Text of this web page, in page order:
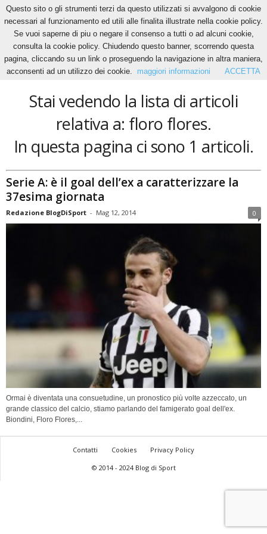
Home Tags Floro flores
floro flores
Stai vedendo la lista di articoli
relativa a: floro flores.
In questa pagina ci sono 1 articoli.
Serie A: è il goal dell’ex a caratterizzare la
37esima giornata
Redazione BlogDiSport - Mag 12, 2014 0
Ormai è diventata una consuetudine, un pronostico più volte azzeccato, un
grande classico del calcio, stiamo parlando del famigerato goal dell'ex.
Biondini, Floro Flores,...
Contatti Cookies
Privacy Policy
© 2014 - 2024 Blog di Sport
Questo sito o gli strumenti terzi da questo utilizzati si avvalgono di cookie
necessari al funzionamento ed utili alle finalita illustrate nella cookie policy.
Se vuoi saperne di piu o negare il consenso a tutti o ad alcuni cookie,
consulta la cookie policy. Chiudendo questo banner, scorrendo questa
pagina, cliccando su un link o proseguendo la navigazione in altra maniera,
acconsenti ad un utilizzo dei cookie.
maggiori informazioni ACCETTA